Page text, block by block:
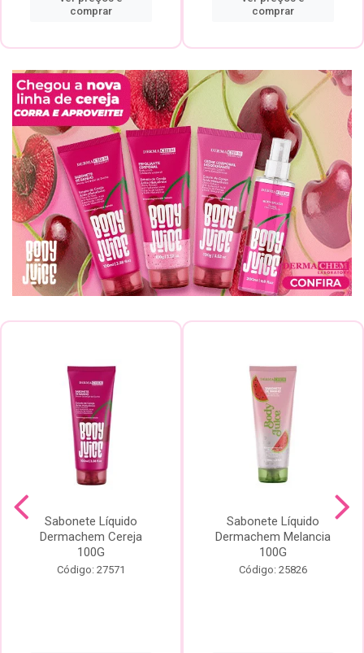
comprar
comprar
Sabonete Líquido
Dermachem Cereja
100G
Código: 27571
Sabonete Líquido
Dermachem Melancia
100G
Código: 25826